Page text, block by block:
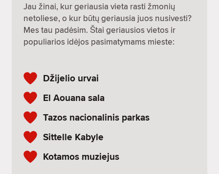
Jau žinai, kur geriausia vieta rasti žmonių
netoliese, o kur būtų geriausia juos nusivesti?
Mes tau padėsim. Štai geriausios vietos ir
populiarios idėjos pasimatymams mieste:
Džijelio urvai
El Aouana sala
Tazos nacionalinis parkas
Sittelle Kabyle
Kotamos muziejus